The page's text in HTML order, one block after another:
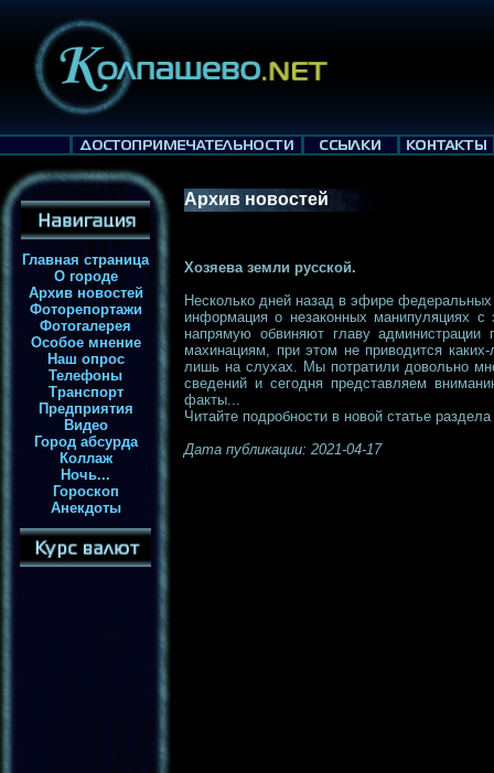
Главная страница
О городе
Архив новостей
Фоторепортажи
Фотогалерея
Особое мнение
Наш опрос
Телефоны
Транспорт
Предприятия
Видео
Город абсурда
Коллаж
Ночь...
Гороскоп
Анекдоты
Архив новостей
Хозяева земли русской.
Несколько дней назад в эфире
информация о незаконных манипуляциях
напрямую обвиняют главу администрации
махинациям, при этом не приводится
лишь на слухах. Мы потратили довольно
сведений и сегодня представляем
факты...
Читайте подробности в новой статье раздела
Дата публикации: 2021-04-17